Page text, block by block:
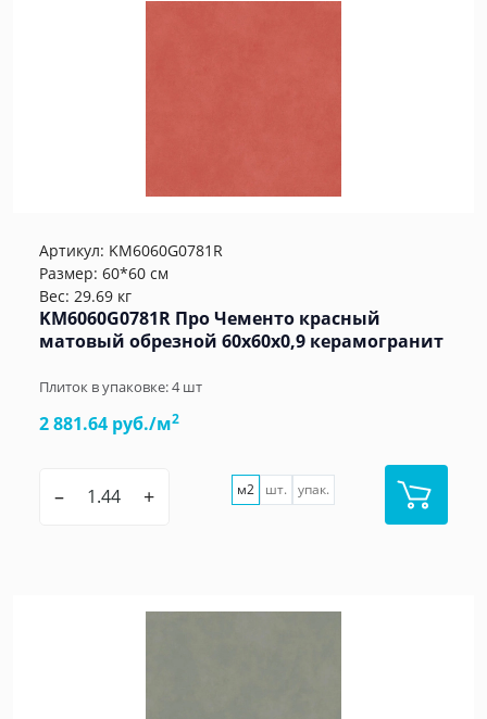
Артикул: KM6060G0781R
Размер: 60*60 см
Вес: 29.69 кг
KM6060G0781R Про Чементо красный
матовый обрезной 60х60x0,9 керамогранит
Плиток в упаковке:4шт
2 881.64 руб./м2
– + м2 шт. упак.